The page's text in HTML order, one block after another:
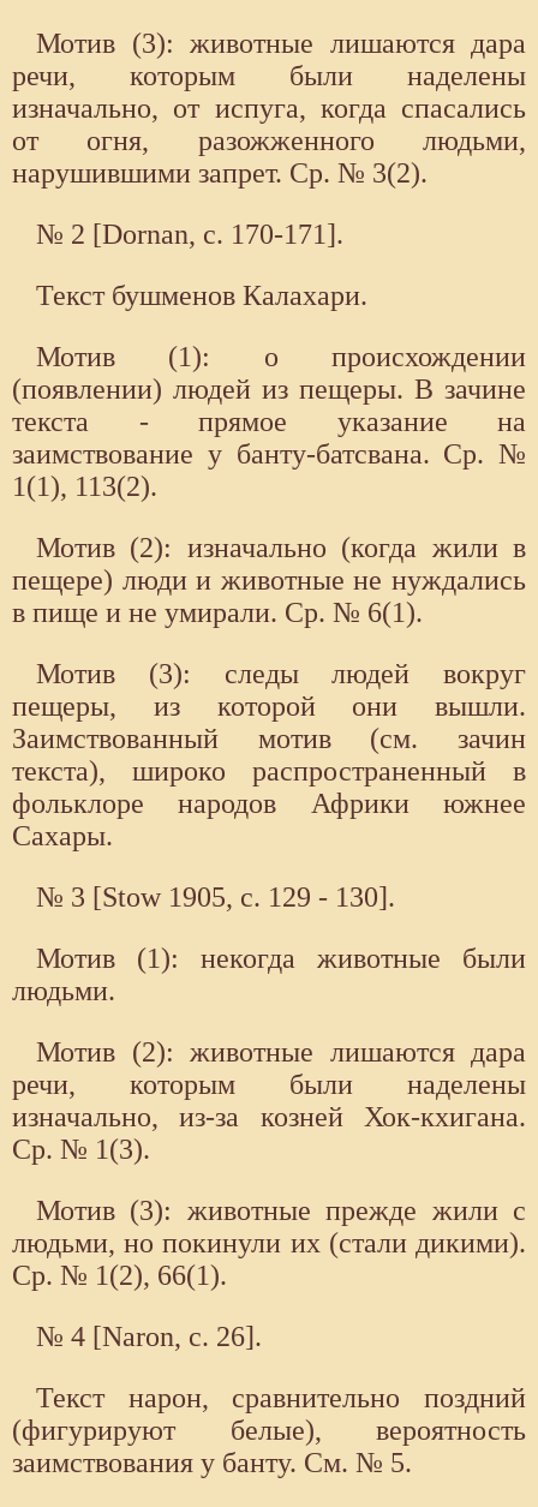
Мотив (3): животные лишаются дара
речи, которым были наделены
изначально, от испуга, когда спасались
от огня, разожженного людьми,
нарушившими запрет. Ср. № 3(2).
№ 2 [Dornan, с. 170-171].
Текст бушменов Калахари.
Мотив (1): о происхождении
(появлении) людей из пещеры. В зачине
текста - прямое указание на
заимствование у банту-батсвана. Ср. №
1(1), 113(2).
Мотив (2): изначально (когда жили в
пещере) люди и животные не нуждались
в пище и не умирали. Ср. № 6(1).
Мотив (3): следы людей вокруг
пещеры, из которой они вышли.
Заимствованный мотив (см. зачин
текста), широко распространенный в
фольклоре народов Африки южнее
Сахары.
№ 3 [Stow 1905, с. 129 - 130].
Мотив (1): некогда животные были
людьми.
Мотив (2): животные лишаются дара
речи, которым были наделены
изначально, из-за козней Хок-кхигана.
Ср. № 1(3).
Мотив (3): животные прежде жили с
людьми, но покинули их (стали дикими).
Ср. № 1(2), 66(1).
№ 4 [Naron, с. 26].
Текст нарон, сравнительно поздний
(фигурируют белые), вероятность
заимствования у банту. См. № 5.